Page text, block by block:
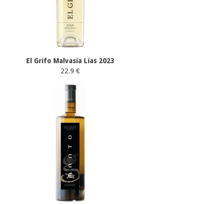
El Grifo Malvasía Lías 2023
22.9 €